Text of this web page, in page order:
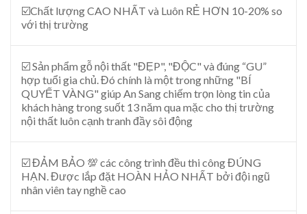
☑️Chất lượng CAO NHẤT và Luôn RẺ HƠN 10-20% so
với thị trường
☑️ Sản phẩm gỗ nội thất "ĐẸP", "ĐỘC" và đúng “GU”
hợp tuổi gia chủ. Đó chính là một trong những "BÍ
QUYẾT VÀNG" giúp An Sang chiếm trọn lòng tin của
khách hàng trong suốt 13 năm qua mặc cho thị trường
nội thất luôn cạnh tranh đầy sôi động
☑️ ĐẢM BẢO 💯 các công trình đều thi công ĐÚNG
HẠN. Được lắp đặt HOÀN HẢO NHẤT bởi đội ngũ
nhân viên tay nghề cao